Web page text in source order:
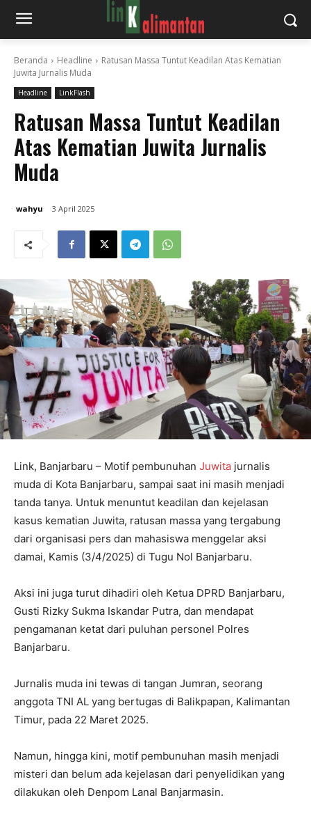
Beranda Headline
Ratusan Massa Tuntut Keadilan Atas Kematian
Juwita Jurnalis Muda
Headline LinkFlash
Ratusan Massa Tuntut Keadilan
Atas Kematian Juwita Jurnalis
Muda
wahyu 3 April 2025
Link, Banjarbaru – Motif pembunuhan Juwita jurnalis
muda di Kota Banjarbaru, sampai saat ini masih menjadi
tanda tanya. Untuk menuntut keadilan dan kejelasan
kasus kematian Juwita, ratusan massa yang tergabung
dari organisasi pers dan mahasiswa menggelar aksi
damai, Kamis (3/4/2025) di Tugu Nol Banjarbaru.
Aksi ini juga turut dihadiri oleh Ketua DPRD Banjarbaru,
Gusti Rizky Sukma Iskandar Putra, dan mendapat
pengamanan ketat dari puluhan personel Polres
Banjarbaru.
Jurnalis muda ini tewas di tangan Jumran, seorang
anggota TNI AL yang bertugas di Balikpapan, Kalimantan
Timur, pada 22 Maret 2025.
Namun, hingga kini, motif pembunuhan masih menjadi
misteri dan belum ada kejelasan dari penyelidikan yang
dilakukan oleh Denpom Lanal Banjarmasin.